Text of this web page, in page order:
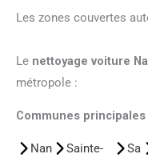
Les zones couvertes
Le nettoyage voiture
métropole :
Communes principales
Nan
Sainte-
Sa